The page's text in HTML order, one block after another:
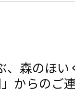
、森のほい
からのご連